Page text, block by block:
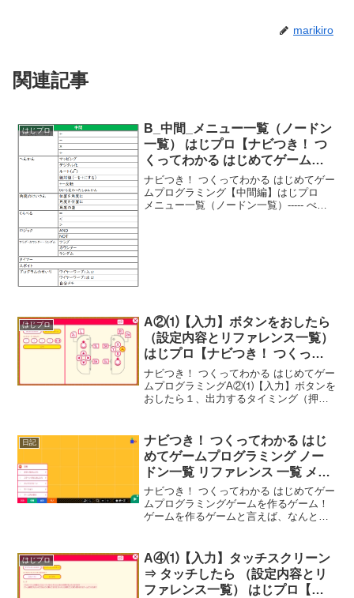
marikiro
関連記事
はじプロ
B_中間_メニュー一覧（ノードン
一覧） はじプロ【ナビつき！ つ
くってわかる はじめてゲームプ
ログラミング】
ナビつき！ つくってわかる はじめてゲー
ムプログラミング【中間編】はじプロ
メニュー一覧（ノードン一覧）----- べん
はじプロ
A②⑴【入力】ボタンをおしたら
（設定内容とリファレンス一覧）
はじプロ【ナビつき！ つくって
わかる はじめてゲームプログラ
ミング】
ナビつき！ つくってわかる はじめてゲー
ムプログラミングA②⑴【入力】ボタンを
おしたら１、出力するタイミング（押し
ニュー内のボタンをおしたらには、矢印
キーが見当たらな...
日記
ナビつき！ つくってわかる はじ
めてゲームプログラミング ノー
ドン一覧 リファレンス 一覧 メニ
ュー一覧
ナビつき！ つくってわかる はじめてゲー
ムプログラミングゲームを作るゲーム！
ゲームを作るゲームと言えば、なんとい
った後のお披露目が簡単でいんだけど、
この「ナビつき！...
はじプロ
A④⑴【入力】タッチスクリーン
⇒ タッチしたら （設定内容とリ
ファレンス一覧） はじプロ【ナ